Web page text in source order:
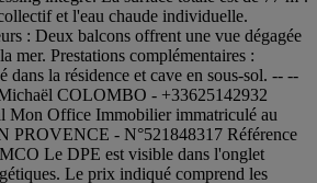
et l'eau chaude individuelle.
: Deux balcons offrent une vue dégagée
mer. Prestations complémentaires :
dans la résidence et cave en sous-sol. -- --
COLOMBO - +33625142932
Mon Office Immobilier immatriculé au
PROVENCE - N°521848317 Référence
Le DPE est visible dans l'onglet
Le prix indiqué comprend les